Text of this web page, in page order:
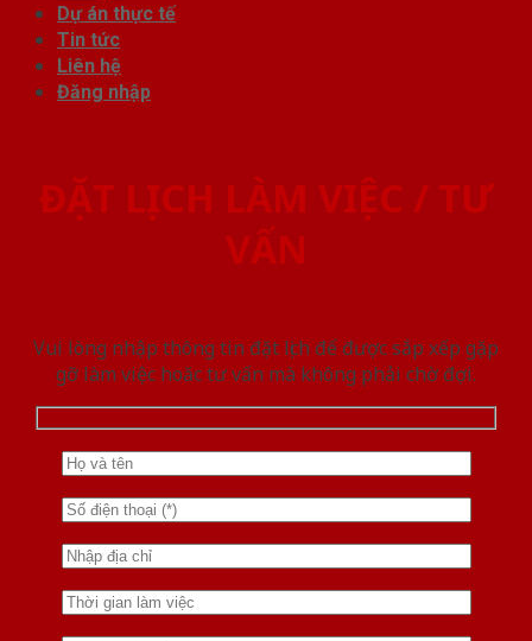
Dự án thực tế
Tin tức
Liên hệ
Đăng nhập
ĐẶT LỊCH LÀM VIỆC / TƯ
VẤN
Vui lòng nhập thông tin đặt lịch để được sắp xếp gặp
gỡ làm việc hoăc tư vấn mà không phải chờ đợi.